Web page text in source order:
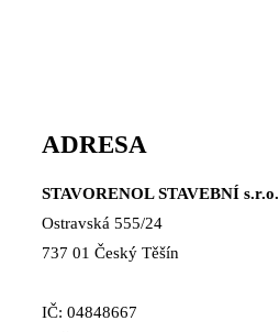
ADRESA
STAVORENOL STAVEBNÍ s.r.o.
Ostravská 555/24
737 01 Český Těšín
IČ: 04848667